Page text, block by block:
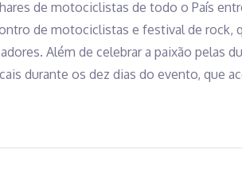
de motociclistas de todo o País
de motociclistas e festival de rock,
Além de celebrar a paixão pelas
durante os dez dias do evento, que